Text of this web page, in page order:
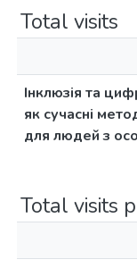
Total visits
Інклюзія та
як сучасні
для людей з
Total visits